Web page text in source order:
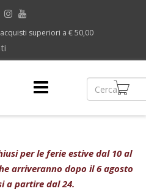
superiori a € 50,00
per le ferie estive dal 10 al
arriveranno dopo il 6 agosto
a partire dal 24.